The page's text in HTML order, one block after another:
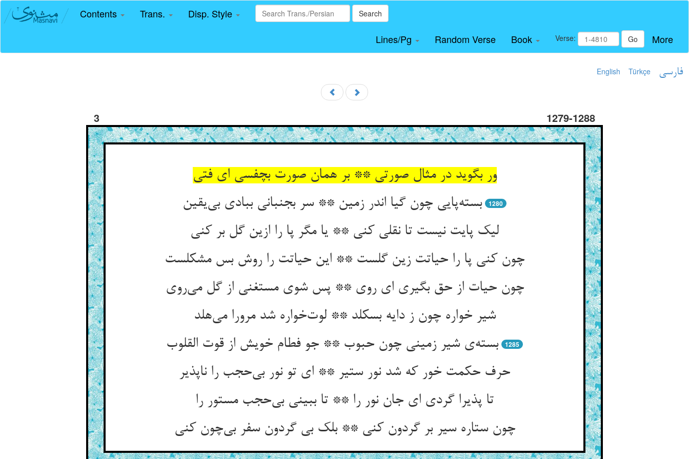
Contents Trans. Disp. Style Search
Lines/Pg Random Verse Book Verse: Go More
English Türkçe فارسی
3 1279-1288
ور بگوید در مثال صورتی ** بر همان صورت بچفسی ای فتی
بسته‌پایی چون گیا اندر زمین ** سر بجنبانی ببادی بی‌یقین
1280
لیک پایت نیست تا نقلی کنی ** یا مگر پا را ازین گل بر کنی
چون کنی پا را حیاتت زین گلست ** این حیاتت را روش بس مشکلست
چون حیات از حق بگیری ای روی ** پس شوی مستغنی از گل می‌روی
شیر خواره چون ز دایه بسکلد ** لوت‌خواره شد مرورا می‌هلد
بسته‌ی شیر زمینی چون حبوب ** جو فطام خویش از قوت القلوب
1285
حرف حکمت خور که شد نور ستیر ** ای تو نور بی‌حجب را ناپذیر
تا پذیرا گردی ای جان نور را ** تا ببینی بی‌حجب مستور را
چون ستاره سیر بر گردون کنی ** بلک بی گردون سفر بی‌چون کنی